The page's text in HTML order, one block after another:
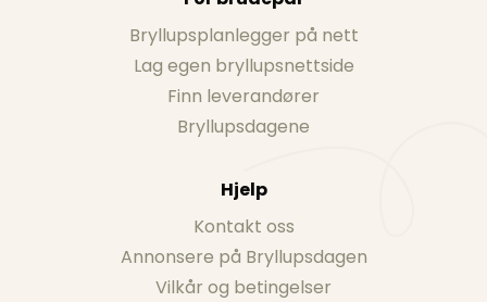
Bryllupsplanlegger på nett
Lag egen bryllupsnettside
Finn leverandører
Bryllupsdagene
Hjelp
Kontakt oss
Annonsere på Bryllupsdagen
Vilkår og betingelser